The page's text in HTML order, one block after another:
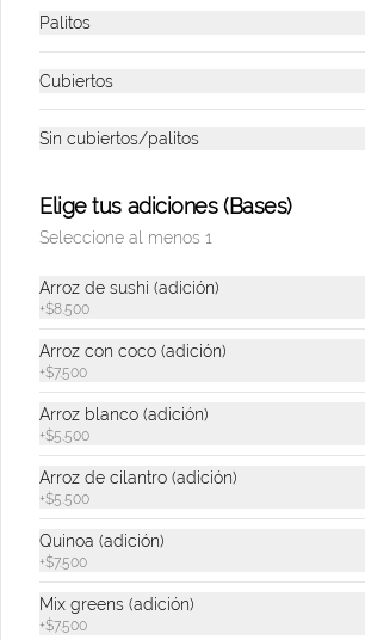
Cervezas
Mr Tea
Palitos
Cubiertos
Sin cubiertos/palitos
Elige tus adiciones (Bases)
Seleccione al menos 1
Arroz de sushi (adición)
+$8.500
Arroz con coco (adición)
+$7.500
Arroz blanco (adición)
+$5.500
Arroz de cilantro (adición)
+$5.500
Quinoa (adición)
+$7.500
Mix greens (adición)
+$7.500